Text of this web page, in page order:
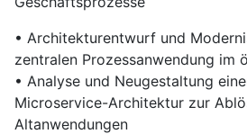
• Architekturentwurf und
zentralen Prozessanwendung im
• Analyse und Neugestaltung
Microservice-Architektur zur
Altanwendungen